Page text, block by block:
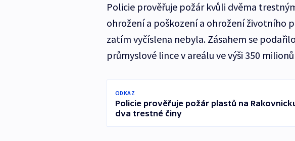
Policie prověřuje požár kvůli dvěma
ohrožení a poškození a ohrožení životního
zatím vyčíslena nebyla. Zásahem se
průmyslové lince v areálu ve výši 350
ODKAZ
Policie prověřuje požár plastů na
dva trestné činy